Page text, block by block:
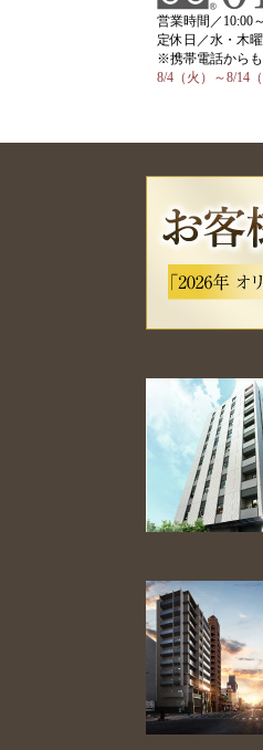
営業時間／10:00
定休日／水・木
※携帯電話から
8/4（火）～8/14